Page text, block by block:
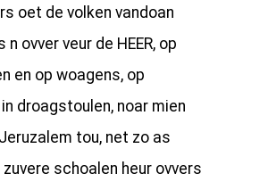
oet de volken vandoan
ovver veur de HEER, op
en op woagens, op
droagstoulen, noar mien
tou, net zo as
zuvere schoalen heur ovvers